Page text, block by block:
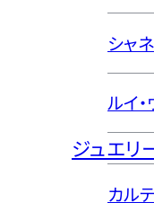
シャ
ルイ
ジュエリ
カル